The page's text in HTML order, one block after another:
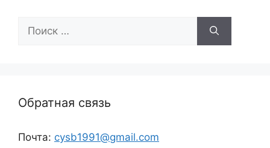
Обратная связь
Почта: cysb1991@gmail.com